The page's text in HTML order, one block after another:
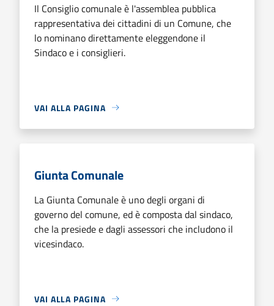
Il Consiglio comunale è l'assemblea pubblica
rappresentativa dei cittadini di un Comune, che
lo nominano direttamente eleggendone il
Sindaco e i consiglieri.
VAI ALLA PAGINA
Giunta Comunale
La Giunta Comunale è uno degli organi di
governo del comune, ed è composta dal sindaco,
che la presiede e dagli assessori che includono il
vicesindaco.
VAI ALLA PAGINA